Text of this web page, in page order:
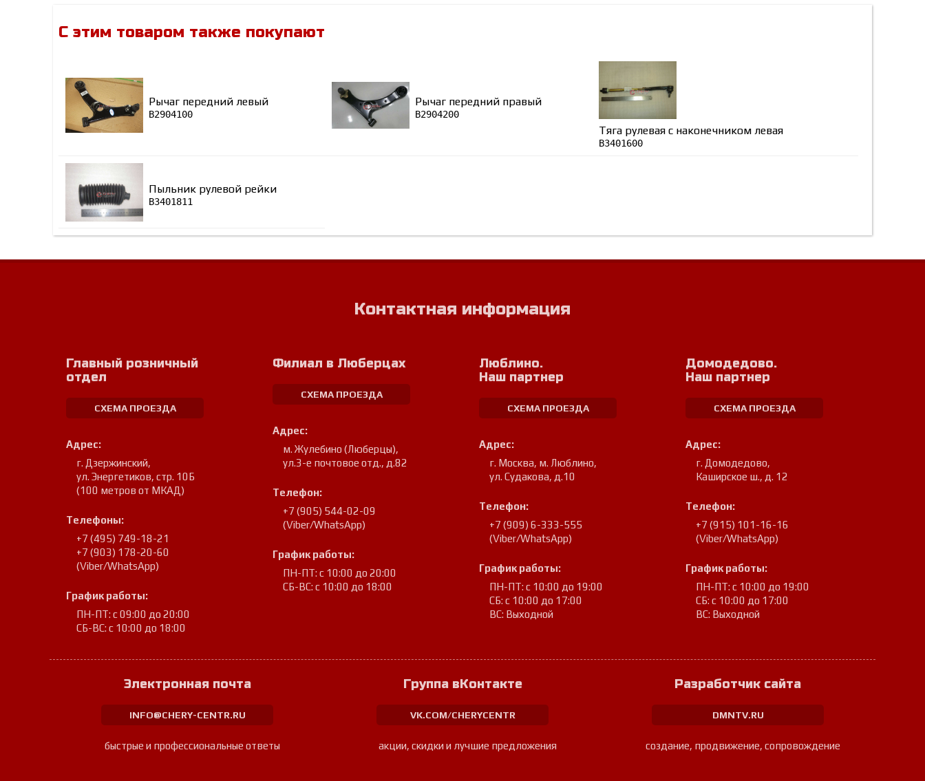
С этим товаром также покупают
Рычаг передний левый
B2904100
Рычаг передний правый
B2904200
Тяга рулевая с наконечником левая
B3401600
Пыльник рулевой рейки
B3401811
Контактная информация
Главный розничный
отдел
СХЕМА ПРОЕЗДА
Адрес:
г. Дзержинский,
ул. Энергетиков, стр. 10Б
(100 метров от МКАД)
Телефоны:
+7 (495) 749-18-21
+7 (903) 178-20-60
(Viber/WhatsApp)
График работы:
ПН-ПТ: с 09:00 до 20:00
СБ-ВС: с 10:00 до 18:00
Филиал в Люберцах
СХЕМА ПРОЕЗДА
Адрес:
м. Жулебино (Люберцы),
ул.3-е почтовое отд., д.82
Телефон:
+7 (905) 544-02-09
(Viber/WhatsApp)
График работы:
ПН-ПТ: с 10:00 до 20:00
СБ-ВС: с 10:00 до 18:00
Люблино.
Наш партнер
СХЕМА ПРОЕЗДА
Адрес:
г. Москва, м. Люблино,
ул. Судакова, д.10
Телефон:
+7 (909) 6-333-555
(Viber/WhatsApp)
График работы:
ПН-ПТ: с 10:00 до 19:00
СБ: с 10:00 до 17:00
ВС: Выходной
Домодедово.
Наш партнер
СХЕМА ПРОЕЗДА
Адрес:
г. Домодедово,
Каширское ш., д. 12
Телефон:
+7 (915) 101-16-16
(Viber/WhatsApp)
График работы:
ПН-ПТ: с 10:00 до 19:00
СБ: с 10:00 до 17:00
ВС: Выходной
Электронная почта
INFO@CHERY-CENTR.RU
быстрые и профессиональные ответы
Группа вКонтакте
VK.COM/CHERYCENTR
акции, скидки и лучшие предложения
Разработчик сайта
DMNTV.RU
создание, продвижение, сопровождение